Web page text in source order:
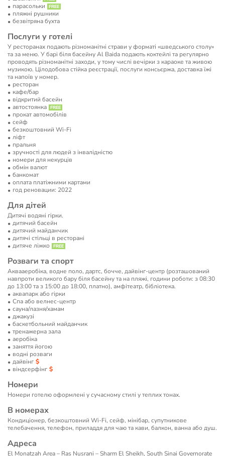
парасольки
пляжні рушники
безвітряна бухта
Послуги у готелі
У ресторанах подають різноманітні страви у форматі «шведського столу»
та за меню. У барі біля басейну Al Baida подають коктейлі та регулярно
проводять різноманітні заходи, у тому числі вечірки з караоке та живою
музикою. Цілодобова стійка реєстрації, послуги консьєржа, доставка їжі
та напоїв у номер.
ресторан
кафе/бар
відкритий басейн
автостоянка
прокат автомобілів
сейф
безкоштовний Wi-Fi
ліфт
пральня
зручності для людей з інвалідністю
номери для некурців
обмін валют
банкомат
оплата платіжними картами
год реновации: 2022
Для дітей
Дитячі водяні гірки.
дитячий басейн
дитячий майданчик
дитячі стільці в ресторані
дитяче ліжко
Розваги та спорт
Аквааеробіка, водне поло, дартс, бочче, дайвінг-центр (розташований
навпроти великого бару біля басейну та на пляжі, години роботи: з 08:30
до 13:00 та з 15:00 до 18:00, платно), амфітеатр, бібліотека.
аквапарк або гірки
Спа або велнес-центр
сауна/лазня/хамам
джакузі
баскетбольний майданчик
тренажерна зала
аеробіка
заняття йогою
водні розваги
дайвінг
віндсерфінг
Номери
Номери готелю оформлені у сучасному стилі у теплих тонах.
В номерах
Кондиціонер, безкоштовний Wi-Fi, сейф, мінібар, супутникове
телебачення, телефон, приладдя для чаю та кави, балкон, ванна або душ.
Адреса
El Monatzah Area – Ras Nusrani – Sharm El Sheikh, South Sinai Governorate